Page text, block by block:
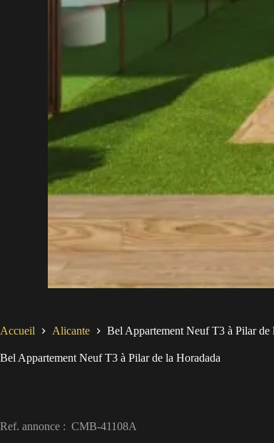
Accueil Alicante Bel Appartement Neuf T3 à Pilar de
Bel Appartement Neuf T3 à Pilar de la Horadada
Ref. annonce : CMB-41108A